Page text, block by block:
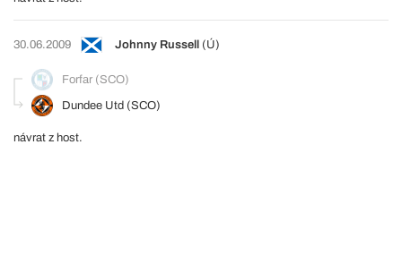
30.06.2009 Johnny Russell (Ú)
Forfar (SCO)
Dundee Utd (SCO)
návrat z host.